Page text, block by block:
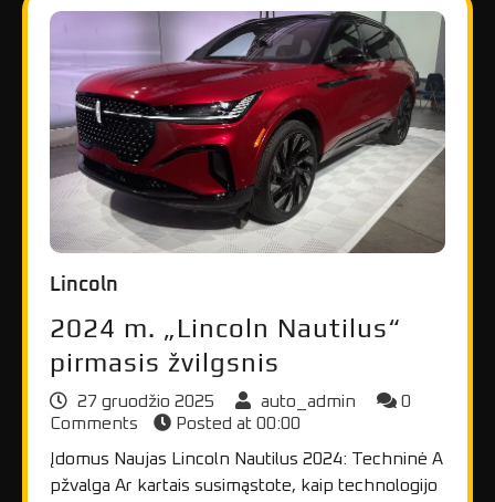
Lincoln
2024 m. „Lincoln Nautilus“
pirmasis žvilgsnis
27 gruodžio 2025 auto_admin
0
Comments
Posted at 00:00
Įdomus Naujas Lincoln Nautilus 2024: Techninė A
pžvalga Ar kartais susimąstote, kaip technologijo